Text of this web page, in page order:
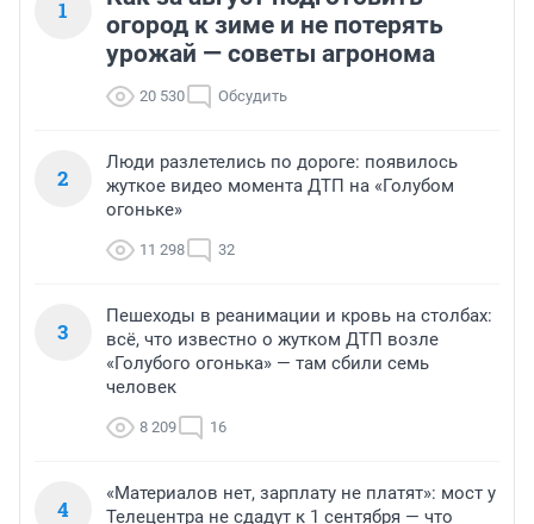
1
огород к зиме и не потерять
урожай — советы агронома
20 530 Обсудить
2
Люди разлетелись по дороге: появилось
жуткое видео момента ДТП на «Голубом
огоньке»
11 298 32
3
Пешеходы в реанимации и кровь на столбах:
всё, что известно о жутком ДТП возле
«Голубого огонька» — там сбили семь
человек
8 209 16
4
«Материалов нет, зарплату не платят»: мост у
Телецентра не сдадут к 1 сентября — что